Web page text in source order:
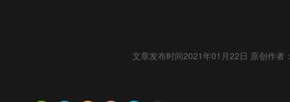
文章发布时间2021年01月22日 原创作者：